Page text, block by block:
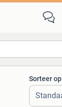
Alle afstanden…
Sorteer op